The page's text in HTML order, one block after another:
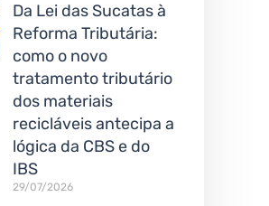
Da Lei das Sucatas à
Reforma Tributária:
como o novo
tratamento tributário
dos materiais
recicláveis antecipa a
lógica da CBS e do
IBS
29/07/2026